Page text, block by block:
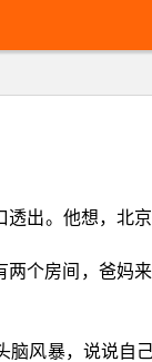
出。他想，北
两个房间，爸妈
脑风暴，说说自